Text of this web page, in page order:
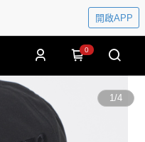
開啟APP
0
1/4